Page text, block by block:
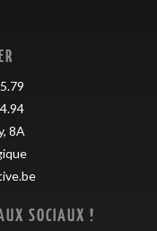
8A
SOCIAUX !